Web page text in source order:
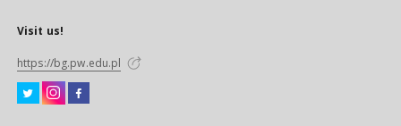
Visit us!
https://bg.pw.edu.pl